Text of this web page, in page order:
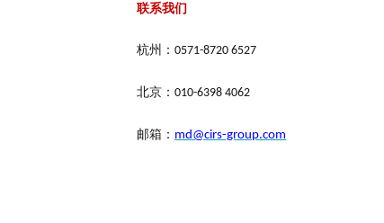
联系我们
杭州： 0571-8720 6527
北京： 010-6398 4062
邮箱： md@cirs-group.com